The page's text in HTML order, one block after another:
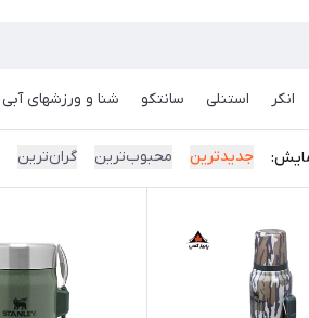
انکر استنلی سانتکو شنا و ورزشهای آبی
جدیدترین محبوب‌ترین گران‌ترین